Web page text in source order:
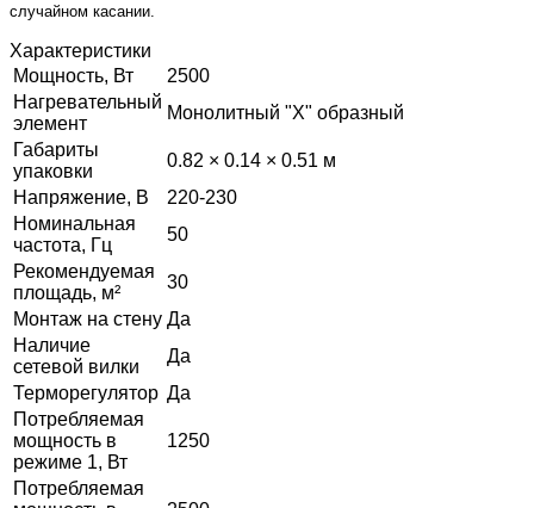
случайном касании.
Характеристики
Мощность, Вт
2500
Нагревательный
элемент
Монолитный "Х" образный
Габариты
упаковки
0.82 × 0.14 × 0.51 м
Напряжение, В
220-230
Номинальная
частота, Гц
50
Рекомендуемая
площадь, м²
30
Монтаж на стену Да
Наличие
сетевой вилки
Да
Терморегулятор Да
Потребляемая
мощность в
режиме 1, Вт
1250
Потребляемая